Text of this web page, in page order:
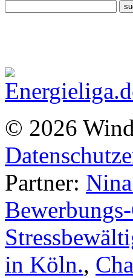
© 2026
Partner:
in Köln.,